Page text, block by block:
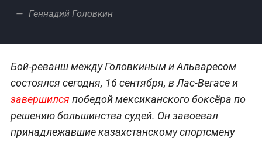
Геннадий Головкин
Бой-реванш между Головкиным и Альваресом
состоялся сегодня, 16 сентября, в Лас-Вегасе и
завершился победой мексиканского боксёра по
решению большинства судей. Он завоевал
принадлежавшие казахстанскому спортсмену